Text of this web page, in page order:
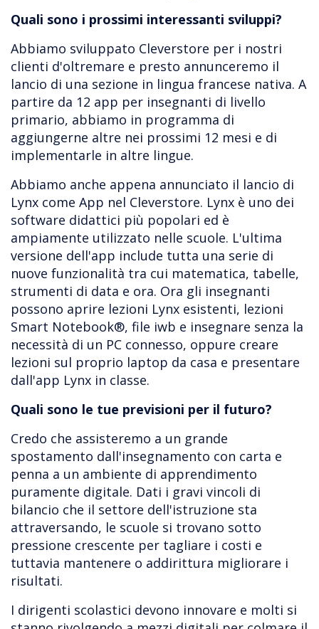
Quali sono i prossimi interessanti sviluppi?
Abbiamo sviluppato Cleverstore per i nostri
clienti d'oltremare e presto annunceremo il
lancio di una sezione in lingua francese nativa. A
partire da 12 app per insegnanti di livello
primario, abbiamo in programma di
aggiungerne altre nei prossimi 12 mesi e di
implementarle in altre lingue.
Abbiamo anche appena annunciato il lancio di
Lynx come App nel Cleverstore. Lynx è uno dei
software didattici più popolari ed è
ampiamente utilizzato nelle scuole. L'ultima
versione dell'app include tutta una serie di
nuove funzionalità tra cui matematica, tabelle,
strumenti di data e ora. Ora gli insegnanti
possono aprire lezioni Lynx esistenti, lezioni
Smart Notebook®, file iwb e insegnare senza la
necessità di un PC connesso, oppure creare
lezioni sul proprio laptop da casa e presentare
dall'app Lynx in classe.
Quali sono le tue previsioni per il futuro?
Credo che assisteremo a un grande
spostamento dall'insegnamento con carta e
penna a un ambiente di apprendimento
puramente digitale. Dati i gravi vincoli di
bilancio che il settore dell'istruzione sta
attraversando, le scuole si trovano sotto
pressione crescente per tagliare i costi e
tuttavia mantenere o addirittura migliorare i
risultati.
I dirigenti scolastici devono innovare e molti si